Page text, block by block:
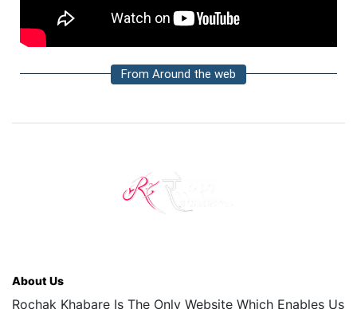
From Around the web
About Us
Rochak Khabare Is The Only Website Which Enables Us